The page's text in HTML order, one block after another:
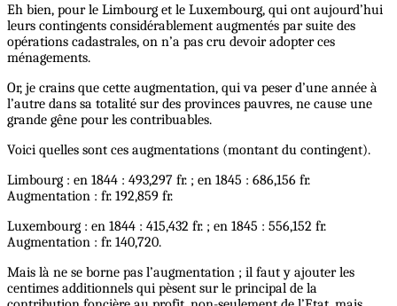
Eh bien, pour le Limbourg et le Luxembourg, qui ont aujourd’hui
leurs contingents considérablement augmentés par suite des
opérations cadastrales, on n’a pas cru devoir adopter ces
ménagements.
Or, je crains que cette augmentation, qui va peser d’une année à
l’autre dans sa totalité sur des provinces pauvres, ne cause une
grande gêne pour les contribuables.
Voici quelles sont ces augmentations (montant du contingent).
Limbourg : en 1844 : 493,297 fr. ; en 1845 : 686,156 fr.
Augmentation : fr. 192,859 fr.
Luxembourg : en 1844 : 415,432 fr. ; en 1845 : 556,152 fr.
Augmentation : fr. 140,720.
Mais là ne se borne pas l’augmentation ; il faut y ajouter les
centimes additionnels qui pèsent sur le principal de la